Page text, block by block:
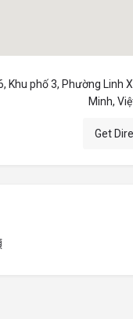
Khu phố 3, Phường Linh
Minh,
Get